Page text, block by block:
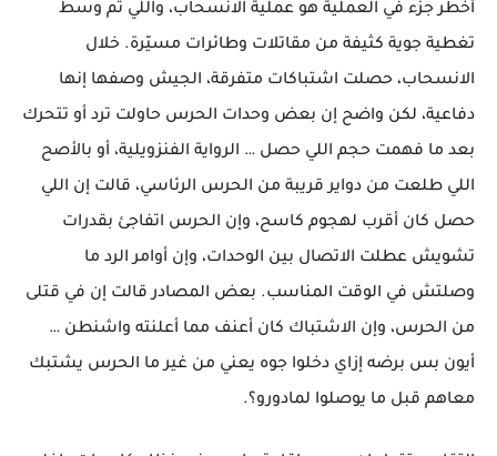
أخطر جزء في العملية هو عملية الانسحاب، واللي تم وسط
تغطية جوية كثيفة من مقاتلات وطائرات مسيّرة. خلال
الانسحاب، حصلت اشتباكات متفرقة، الجيش وصفها إنها
دفاعية، لكن واضح إن بعض وحدات الحرس حاولت ترد أو تتحرك
بعد ما فهمت حجم اللي حصل … الرواية الفنزويلية، أو بالأصح
اللي طلعت من دواير قريبة من الحرس الرئاسي، قالت إن اللي
حصل كان أقرب لهجوم كاسح، وإن الحرس اتفاجئ بقدرات
تشويش عطلت الاتصال بين الوحدات، وإن أوامر الرد ما
وصلتش في الوقت المناسب. بعض المصادر قالت إن في قتلى
من الحرس، وإن الاشتباك كان أعنف مما أعلنته واشنطن …
أيون بس برضه إزاي دخلوا جوه يعني من غير ما الحرس يشتبك
معاهم قبل ما يوصلوا لمادورو؟.